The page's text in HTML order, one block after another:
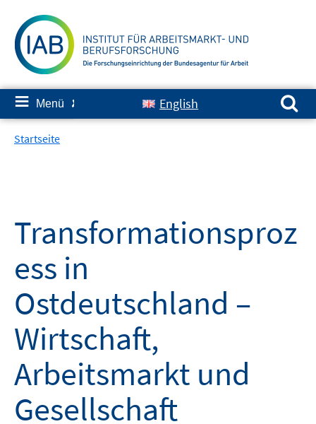
zum
Inhalt
≡ Menü ✘ English
Suchen nach:
Startseite
Transformationsproz
ess in
Ostdeutschland –
Wirtschaft,
Arbeitsmarkt und
Gesellschaft